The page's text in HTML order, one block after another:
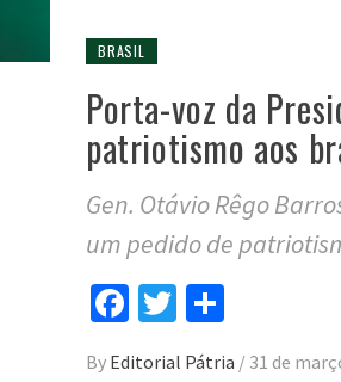
BRASIL
Porta-voz da
patriotismo aos
Gen. Otávio Rêgo
um pedido de
Facebook
Twitter
By Editorial Pátria / 31 de